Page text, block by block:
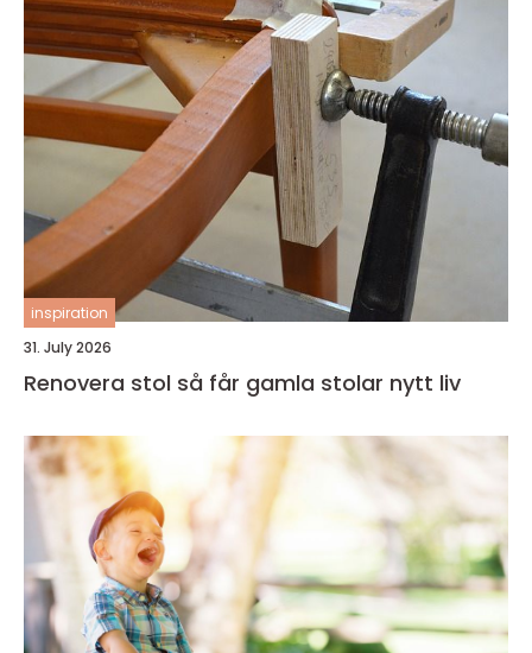
inspiration
31. July 2026
Renovera stol så får gamla stolar nytt liv